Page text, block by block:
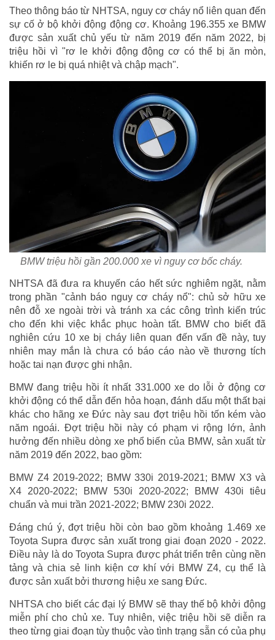
Theo thông báo từ NHTSA, nguy cơ cháy nổ liên quan đến
sự cố ở bộ khởi động động cơ. Khoảng 196.355 xe BMW
được sản xuất chủ yếu từ năm 2019 đến năm 2022, bị
triệu hồi vì "rơ le khởi động động cơ có thể bị ăn mòn,
khiến rơ le bị quá nhiệt và chập mạch".
BMW triệu hồi gần 200.000 xe vì nguy cơ bốc cháy.
NHTSA đã đưa ra khuyến cáo hết sức nghiêm ngặt, nằm
trong phần "cảnh báo nguy cơ cháy nổ": chủ sở hữu xe
nên đỗ xe ngoài trời và tránh xa các công trình kiến trúc
cho đến khi việc khắc phục hoàn tất. BMW cho biết đã
nghiên cứu 10 xe bị cháy liên quan đến vấn đề này, tuy
nhiên may mắn là chưa có báo cáo nào về thương tích
hoặc tai nạn được ghi nhận.
BMW đang triệu hồi ít nhất 331.000 xe do lỗi ở động cơ
khởi động có thể dẫn đến hỏa hoạn, đánh dấu một thất bại
khác cho hãng xe Đức này sau đợt triệu hồi tốn kém vào
năm ngoái. Đợt triệu hồi này có phạm vi rộng lớn, ảnh
hưởng đến nhiều dòng xe phổ biến của BMW, sản xuất từ
năm 2019 đến 2022, bao gồm:
BMW Z4 2019-2022; BMW 330i 2019-2021; BMW X3 và
X4 2020-2022; BMW 530i 2020-2022; BMW 430i tiêu
chuẩn và mui trần 2021-2022; BMW 230i 2022.
Đáng chú ý, đợt triệu hồi còn bao gồm khoảng 1.469 xe
Toyota Supra được sản xuất trong giai đoạn 2020 - 2022.
Điều này là do Toyota Supra được phát triển trên cùng nền
tảng và chia sẻ linh kiện cơ khí với BMW Z4, cụ thể là
được sản xuất bởi thương hiệu xe sang Đức.
NHTSA cho biết các đại lý BMW sẽ thay thế bộ khởi động
miễn phí cho chủ xe. Tuy nhiên, việc triệu hồi sẽ diễn ra
theo từng giai đoạn tùy thuộc vào tình trạng sẵn có của phụ